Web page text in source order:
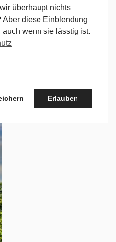
überhaupt nichts
Aber diese Einblendung
auch wenn sie lässtig ist.
Erlauben